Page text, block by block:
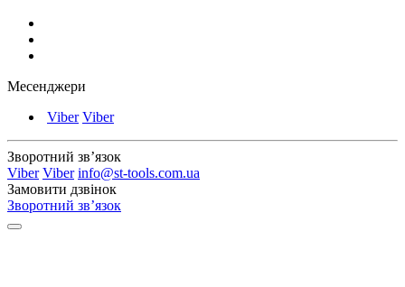
Месенджери
Viber Viber
Зворотний зв’язок
Viber Viber info@st-tools.com.ua
Замовити дзвінок
Зворотний зв’язок